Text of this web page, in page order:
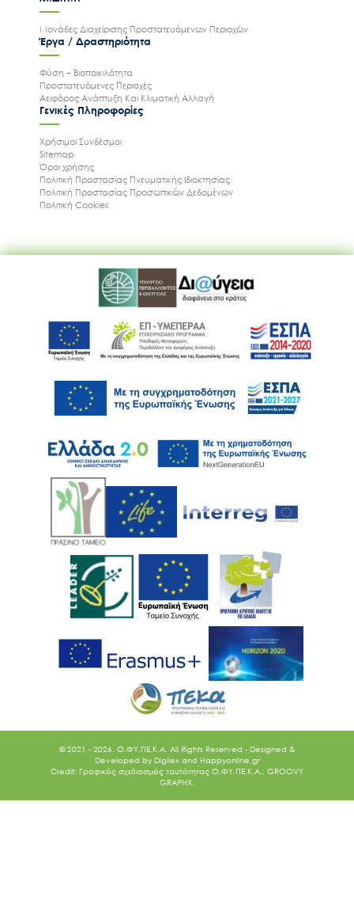
Ακολουθήστε μας
Μονάδες Διαχείρισης Προστατευόμενων Περιοχών
Έργα / Δραστηριότητα
Φύση – Βιοποικιλότητα
Προστατευόμενες Περιοχές
Αειφόρος Ανάπτυξη Και Κλιματική Αλλαγή
Γενικές Πληροφορίες
Χρήσιμοι Συνδέσμοι
Sitemap
Όροι χρήσης
Πολιτική Προστασίας Πνευματικής Ιδιοκτησίας
Πολιτική Προστασίας Προσωπικών Δεδομένων
Πολιτική Cookies
© 2021 - 2026. O.ΦΥ.ΠΕ.Κ.Α. All Rights Reserved - Designed &
Developed by Digilex and Happyonline.gr
Credit: Γραφικός σχεδιασμός ταυτότητας Ο.ΦΥ.ΠΕ.Κ.Α.: GROOVY
GRAPHX.